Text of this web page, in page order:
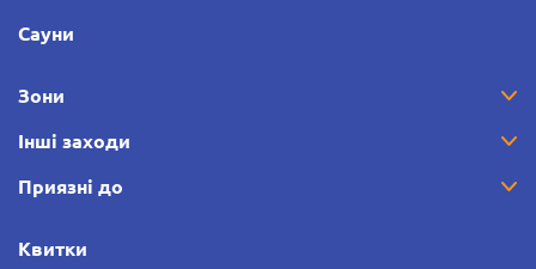
Сауни
Зони
Інші заходи
Приязні до
Квитки